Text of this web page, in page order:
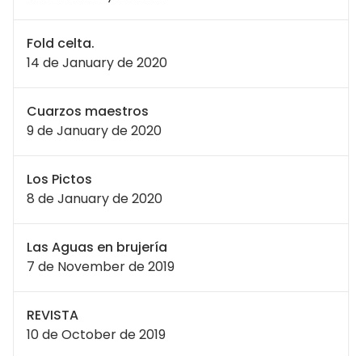
Fold celta.
14 de January de 2020
Cuarzos maestros
9 de January de 2020
Los Pictos
8 de January de 2020
Las Aguas en brujería
7 de November de 2019
REVISTA
10 de October de 2019